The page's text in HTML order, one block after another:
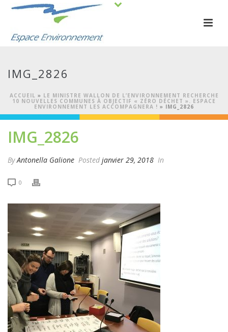
IMG_2826
ACCUEIL » LE MINISTRE WALLON DE L’ENVIRONNEMENT RECHERCHE
10 NOUVELLES COMMUNES À OBJECTIF « ZÉRO DÉCHET ». ESPACE
ENVIRONNEMENT LES ACCOMPAGNERA ! » IMG_2826
IMG_2826
ByAntonella Galione Posted janvier 29, 2018 In
0